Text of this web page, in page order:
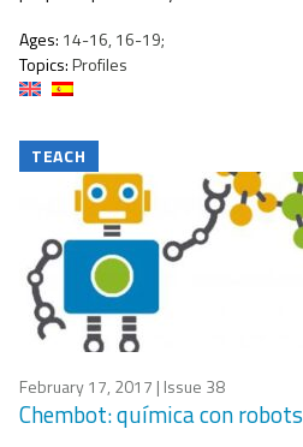
Ages: 14-16, 16-19;
Topics:Profiles
TEACH
February 17, 2017 | Issue 38
Chembot: química con robots